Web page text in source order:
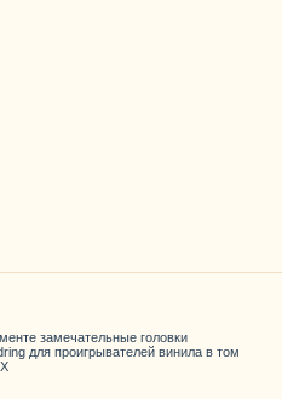
замечательные головки
для проигрывателей винила в том